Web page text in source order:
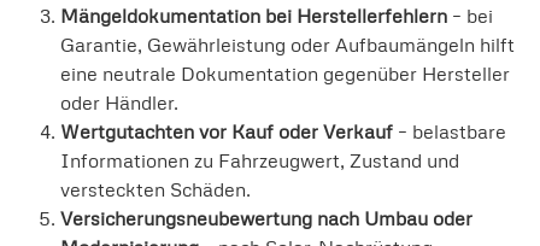
Mängeldokumentation bei Herstellerfehlern – bei
Garantie, Gewährleistung oder Aufbaumängeln hilft
eine neutrale Dokumentation gegenüber Hersteller
oder Händler.
Wertgutachten vor Kauf oder Verkauf – belastbare
Informationen zu Fahrzeugwert, Zustand und
versteckten Schäden.
Versicherungsneubewertung nach Umbau oder